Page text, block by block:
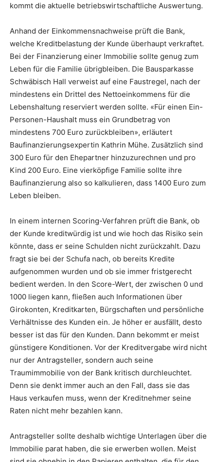
kommt die aktuelle betriebswirtschaftliche Auswertung.
Anhand der Einkommensnachweise prüft die Bank,
welche Kreditbelastung der Kunde überhaupt verkraftet.
Bei der Finanzierung einer Immobilie sollte genug zum
Leben für die Familie übrigbleiben. Die Bausparkasse
Schwäbisch Hall verweist auf eine Faustregel, nach der
mindestens ein Drittel des Nettoeinkommens für die
Lebenshaltung reserviert werden sollte. «Für einen Ein-
Personen-Haushalt muss ein Grundbetrag von
mindestens 700 Euro zurückbleiben», erläutert
Baufinanzierungsexpertin Kathrin Mühe. Zusätzlich sind
300 Euro für den Ehepartner hinzuzurechnen und pro
Kind 200 Euro. Eine vierköpfige Familie sollte ihre
Baufinanzierung also so kalkulieren, dass 1400 Euro zum
Leben bleiben.
In einem internen Scoring-Verfahren prüft die Bank, ob
der Kunde kreditwürdig ist und wie hoch das Risiko sein
könnte, dass er seine Schulden nicht zurückzahlt. Dazu
fragt sie bei der Schufa nach, ob bereits Kredite
aufgenommen wurden und ob sie immer fristgerecht
bedient werden. In den Score-Wert, der zwischen 0 und
1000 liegen kann, fließen auch Informationen über
Girokonten, Kreditkarten, Bürgschaften und persönliche
Verhältnisse des Kunden ein. Je höher er ausfällt, desto
besser ist das für den Kunden. Dann bekommt er meist
günstigere Konditionen. Vor der Kreditvergabe wird nicht
nur der Antragsteller, sondern auch seine
Traumimmobilie von der Bank kritisch durchleuchtet.
Denn sie denkt immer auch an den Fall, dass sie das
Haus verkaufen muss, wenn der Kreditnehmer seine
Raten nicht mehr bezahlen kann.
Antragsteller sollte deshalb wichtige Unterlagen über die
Immobilie parat haben, die sie erwerben wollen. Meist